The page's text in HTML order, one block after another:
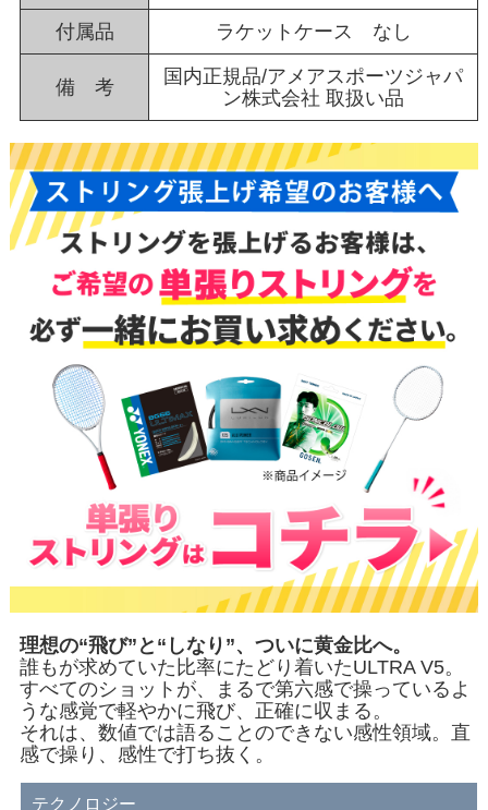
付属品 ラケットケース なし
備 考
国内正規品/アメアスポーツジャパ
ン株式会社 取扱い品
理想の“飛び”と“しなり”、ついに黄金比へ。
誰もが求めていた比率にたどり着いたULTRA V5。
すべてのショットが、まるで第六感で操っているよ
うな感覚で軽やかに飛び、正確に収まる。
それは、数値では語ることのできない感性領域。直
感で操り、感性で打ち抜く。
テクノロジー